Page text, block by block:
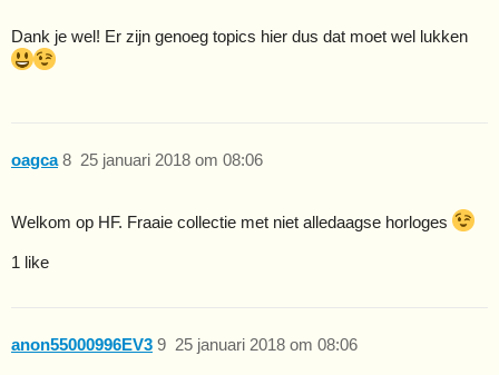
Dank je wel! Er zijn genoeg topics hier dus dat moet wel lukken
oagca 25 januari 2018 om 08:06
8
Welkom op HF. Fraaie collectie met niet alledaagse horloges
1 like
anon55000996EV3 25 januari 2018 om 08:06
9